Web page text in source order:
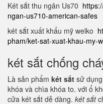
Két sắt thu ngân Us70
ngan-us710-american-safes
két sắt xuất khẩu mỹ welko
pham/ket-sat-xuat-khau-my-
két sắt chống
Là sản phẩm két sắt sử
khóa và chìa khóa to. với ổ
cửa két sắt dễ dàng. két sắt